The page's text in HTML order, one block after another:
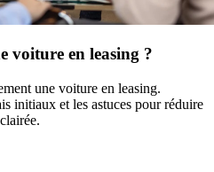
voiture en leasing ?
une voiture en leasing.
initiaux et les astuces pour réduire